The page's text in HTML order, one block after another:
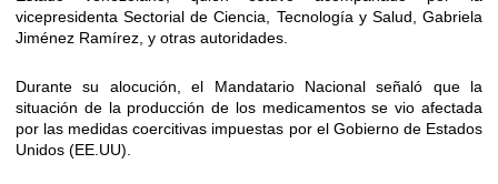
vicepresidenta Sectorial de Ciencia, Tecnología y Salud, Gabriela
Jiménez Ramírez, y otras autoridades.
Durante su alocución, el Mandatario Nacional señaló que la
situación de la producción de los medicamentos se vio afectada
por las medidas coercitivas impuestas por el Gobierno de Estados
Unidos (EE.UU).